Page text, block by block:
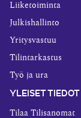
Liiketoiminta
Julkishallinto
Yritysvastuu
Tilintarkastus
Työ ja ura
YLEISET TIEDOT
Tilaa Tilisanomat